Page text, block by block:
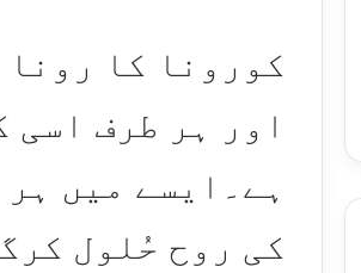
کورونا کا
اور ہر طرف اسی
ہے۔ایسے میں
کی روح حُلول